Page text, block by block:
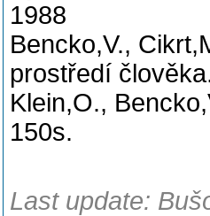
1988
Bencko,V.,
prostředí
Klein,O.,
150s.
Last update: